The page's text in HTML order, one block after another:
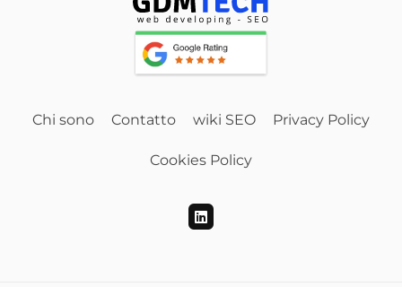
Chi sono Contatto wiki SEO Privacy Policy
Cookies Policy